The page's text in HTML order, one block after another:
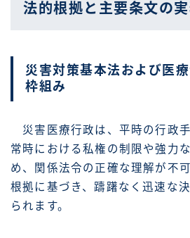
法的根拠と主要条文の
災害対策基本法および医
枠組み
災害医療行政は、平時の行政
常時における私権の制限や強力
め、関係法令の正確な理解が不
根拠に基づき、躊躇なく迅速な
られます。